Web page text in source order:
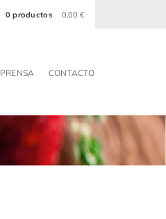
0 productos 0,00 €
PRENSA CONTACTO